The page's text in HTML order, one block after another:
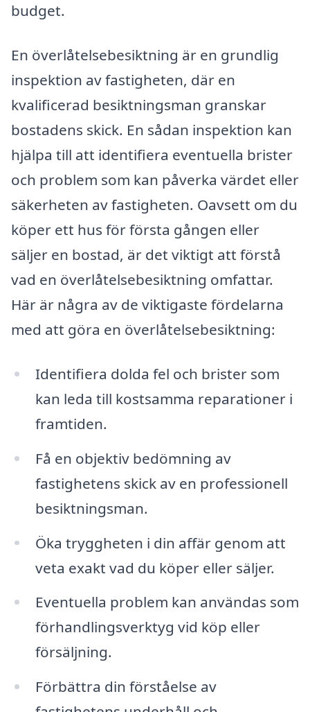
budget.
En överlåtelsebesiktning är en grundlig
inspektion av fastigheten, där en
kvalificerad besiktningsman granskar
bostadens skick. En sådan inspektion kan
hjälpa till att identifiera eventuella brister
och problem som kan påverka värdet eller
säkerheten av fastigheten. Oavsett om du
köper ett hus för första gången eller
säljer en bostad, är det viktigt att förstå
vad en överlåtelsebesiktning omfattar.
Här är några av de viktigaste fördelarna
med att göra en överlåtelsebesiktning:
Identifiera dolda fel och brister som
kan leda till kostsamma reparationer i
framtiden.
Få en objektiv bedömning av
fastighetens skick av en professionell
besiktningsman.
Öka tryggheten i din affär genom att
veta exakt vad du köper eller säljer.
Eventuella problem kan användas som
förhandlingsverktyg vid köp eller
försäljning.
Förbättra din förståelse av